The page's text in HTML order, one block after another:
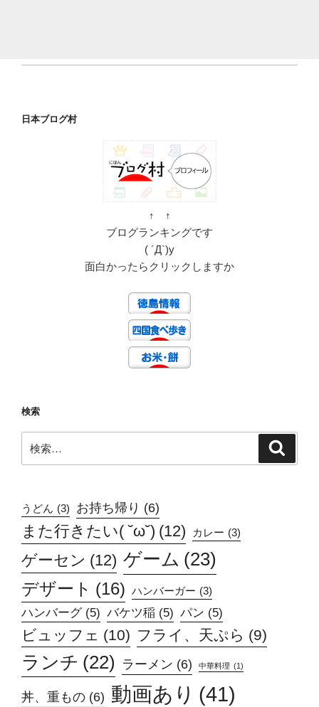
日本ブログ村
↑ ↑
ブログランキングです
( ´Д`)y
面白かったらクリックしますか
検索
索:
うどん (3) お持ち帰り (6)
また行きたい( ˘ω˘) (12) カレー (3)
ゲーセン (12) ゲーム (23)
デザート (16) ハンバーガー (3)
ハンバーグ (5) バケツ稲 (5) パン (5)
ビュッフェ (10) フライ、天ぷら (9)
ランチ (22) ラーメン (6) 中華料理 (1)
丼、重もの (6) 動画あり (41)